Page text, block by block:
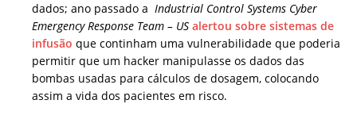
dados; ano passado a Industrial Control Systems Cyber
Emergency Response Team – US alertou sobre sistemas de
infusão que continham uma vulnerabilidade que poderia
permitir que um hacker manipulasse os dados das
bombas usadas para cálculos de dosagem, colocando
assim a vida dos pacientes em risco.